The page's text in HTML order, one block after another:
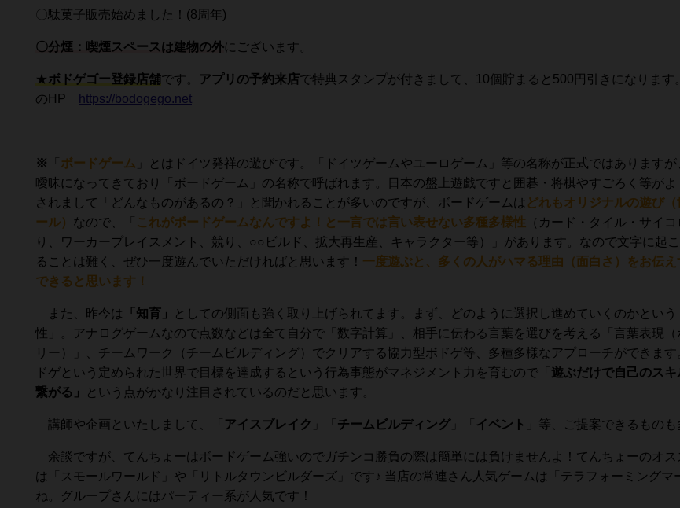
〇駄菓子販売始めました！(8周年)
〇分煙：喫煙スペースは建物の外にございます。
★ボドゲゴー登録店舗です。 アプリの予約来店で特典スタンプが付きまして、10個貯まると500円引きになります
のHP
https://bodogego.net
※ ボードゲーム 」とはドイツ発祥の遊びです。「ドイツゲームやユーロゲーム」等の名称が正式ではありますが
曖昧になってきており「ボードゲーム」の名称で呼ばれます。日本の盤上遊戯ですと囲碁・将棋やすごろく等がよ
されまして「どんなものがあるの？」と聞かれることが多いのですが、ボードゲームは どれもオリジナルの遊び
ール） なので、 これがボードゲームなんですよ！と一言では言い表せない多種多様性 （カード・タイル・サイコ
り、ワーカープレイスメント、競り、○○ビルド、拡大再生産、キャラクター等）
があります。なので文字に起こ
ることは難く、ぜひ一度遊んでいただければと思います！ 一度遊ぶと、多くの人がハマる理由（面白さ）をお伝
できると思います！
また、昨今は 「知育」
としての側面も強く取り上げられてます。まず、どのように選択し進めていくのかという
性」。アナログゲームなので点数などは全て自分で「数字計算」、相手に伝わる言葉を選びを考える「言葉表現（
リー）」、チームワーク（チームビルディング）でクリアする協力型ボドゲ等、多種多様なアプローチができます
ドゲという定められた世界で目標を達成するという行為事態がマネジメント力を育むので「 遊ぶだけで自己のスキ
繋がる 」 という点がかなり注目されているのだと思います。
講師や企画といたしまして、「 アイスブレイク チームビルディング」「 イベント 」等、ご提案できるものも
余談ですが、てんちょーはボードゲーム強いのでガチンコ勝負の際は簡単には負けませんよ！てんちょーのオ
は「スモールワールド」や「リトルタウンビルダーズ」です♪ 当店の常連さん人気ゲームは「テラフォーミングマ
ね。グループさんにはパーティー系が人気です！